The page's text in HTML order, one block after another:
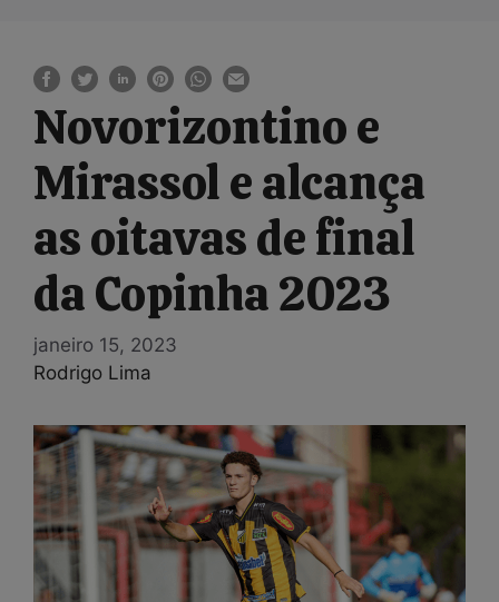
Novorizontino e
Mirassol e alcança
as oitavas de final
da Copinha 2023
janeiro 15, 2023
Rodrigo Lima